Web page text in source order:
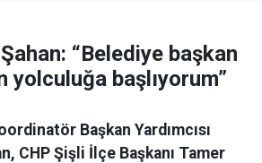
“Belediye başkan
yolculuğa başlıyorum”
Başkan Yardımcısı
CHP Şişli İlçe Başkanı Tamer